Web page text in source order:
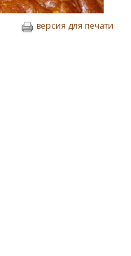
версия для печати